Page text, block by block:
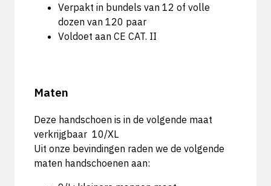
Verpakt in bundels van 12 of volle
dozen van 120 paar
Voldoet aan CE CAT. II
Maten
Deze handschoen is in de volgende maat
verkrijgbaar 10/XL
Uit onze bevindingen raden we de volgende
maten handschoenen aan: